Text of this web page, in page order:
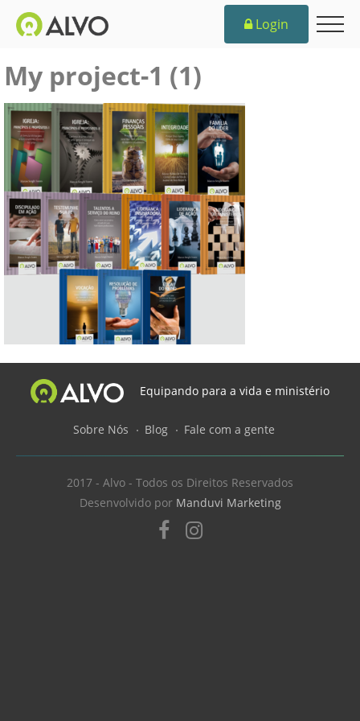
Login
My project-1 (1)
Equipando para a vida e ministério
Sobre Nós Blog Fale com a gente
2017 - Alvo - Todos os Direitos Reservados
Desenvolvido por Manduvi Marketing